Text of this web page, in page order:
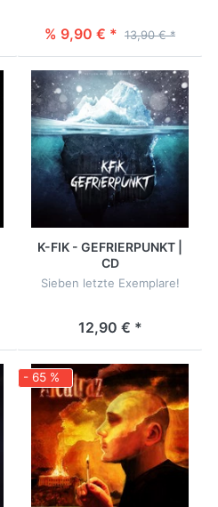
% 9,90 € * 13,90 € *
K-FIK - GEFRIERPUNKT |
CD
Sieben letzte Exemplare!
12,90 € *
- 65 %